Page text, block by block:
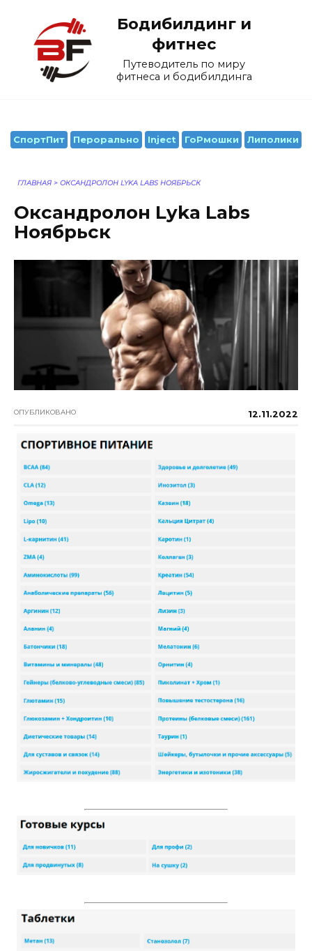
содержанию
Бодибилдинг и
фитнес
Путеводитель по миру
фитнеса и бодибилдинга
СпортПит Перорально Inject ГоРмошки Липолики
ГЛАВНАЯ > ОКСАНДРОЛОН LYKA LABS НОЯБРЬСК
Оксандролон Lyka Labs
Ноябрьск
ОПУБЛИКОВАНО 12.11.2022